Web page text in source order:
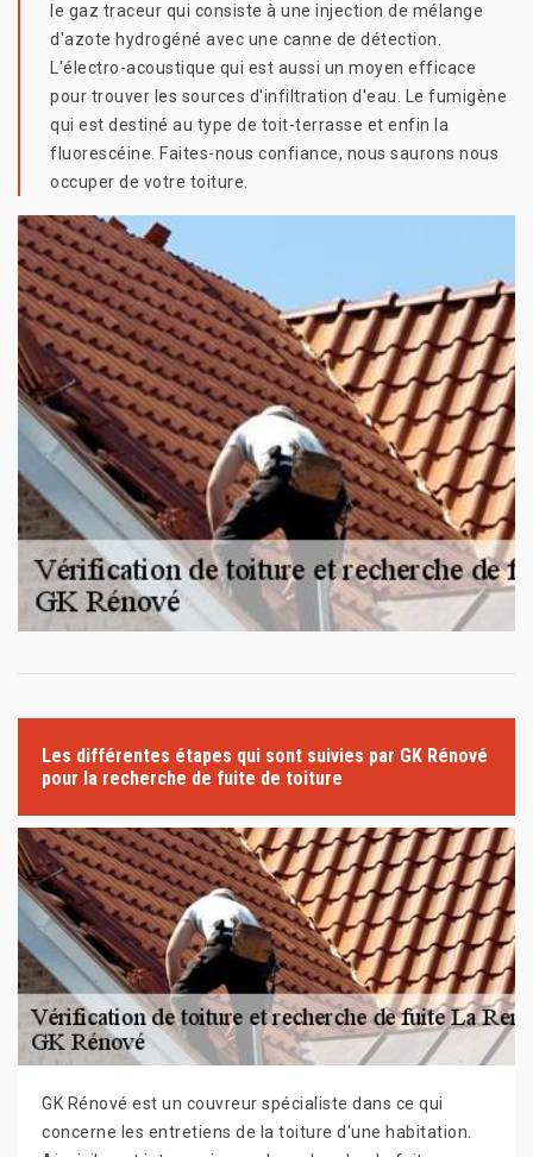
le gaz traceur qui consiste à une injection de mélange
d'azote hydrogéné avec une canne de détection.
L'électro-acoustique qui est aussi un moyen efficace
pour trouver les sources d'infiltration d'eau. Le fumigène
qui est destiné au type de toit-terrasse et enfin la
fluorescéine. Faites-nous confiance, nous saurons nous
occuper de votre toiture.
Les différentes étapes qui sont suivies par GK Rénové
pour la recherche de fuite de toiture
GK Rénové est un couvreur spécialiste dans ce qui
concerne les entretiens de la toiture d'une habitation.